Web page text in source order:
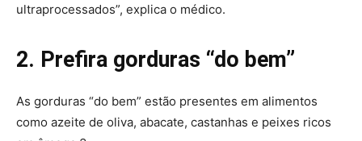
ultraprocessados”, explica o médico.
2. Prefira gorduras “do bem”
As gorduras “do bem” estão presentes em alimentos
como azeite de oliva, abacate, castanhas e peixes ricos